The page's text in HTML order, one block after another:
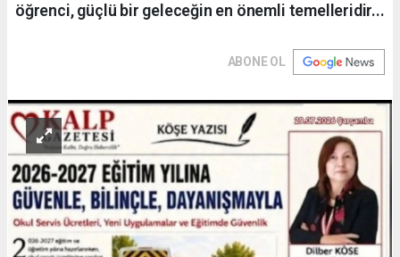
öğrenci, güçlü bir geleceğin en önemli temelleridir...
ABONE OL